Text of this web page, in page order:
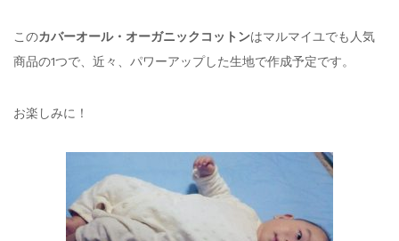
このカバーオール・オーガニックコットンはマルマイユでも人気
商品の1つで、近々、パワーアップした生地で作成予定です。
お楽しみに！